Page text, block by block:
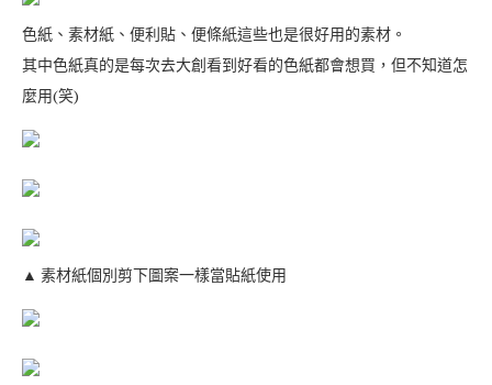
色紙、素材紙、便利貼、便條紙這些也是很好用的素材。
其中色紙真的是每次去大創看到好看的色紙都會想買，但不知道怎
麼用(笑)
▲ 素材紙個別剪下圖案一樣當貼紙使用